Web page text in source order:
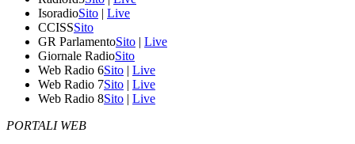
IsoradioSito | Live
CCISSSito
GR ParlamentoSito | Live
Giornale RadioSito
Web Radio 6Sito | Live
Web Radio 7Sito | Live
Web Radio 8Sito | Live
PORTALI WEB